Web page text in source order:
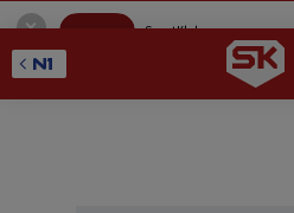
SportKlub
GET - On the Google Play